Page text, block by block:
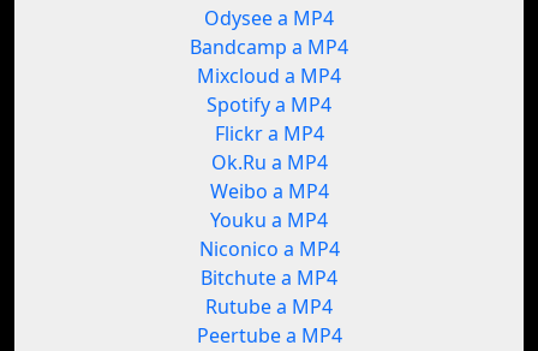
Odysee a MP4
Bandcamp a MP4
Mixcloud a MP4
Spotify a MP4
Flickr a MP4
Ok.Ru a MP4
Weibo a MP4
Youku a MP4
Niconico a MP4
Bitchute a MP4
Rutube a MP4
Peertube a MP4